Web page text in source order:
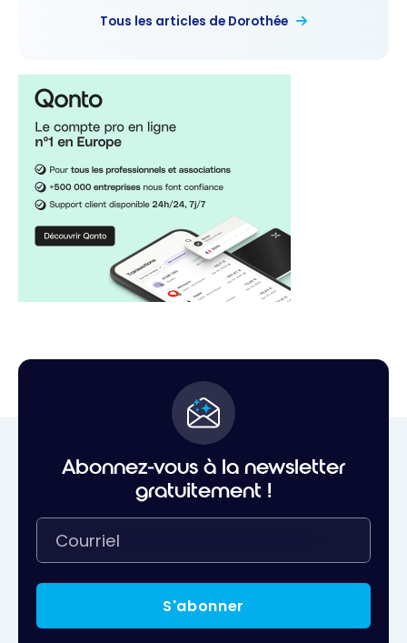
Tous les articles de Dorothée
Abonnez-vous à la newsletter
gratuitement !
S'abonner